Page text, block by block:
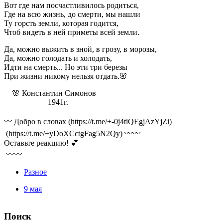
Вот где нам посчастливилось родиться,
Где на всю жизнь, до смерти, мы нашли
Ту горсть земли, которая годится,
Чтоб видеть в ней приметы всей земли.
Да, можно выжить в зной, в грозу, в морозы,
Да, можно голодать и холодать,
Идти на смерть... Но эти три березы
При жизни никому нельзя отдать.🌸
🌸 Константин Симонов
1941г.
〰️ Добро в словах (https://t.me/+-0j4tiQEgjAzYjZi)
(https://t.me/+yDoXCctgFag5N2Qy) 〰️〰️
Оставьте реакцию! 💕
〰️〰️
Разное
9 мая
Поиск